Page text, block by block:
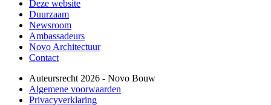
Deze website
Duurzaam
Newsroom
Ambassadeurs
Novo Architectuur
Contact
Auteursrecht 2026 - Novo Bouw
Algemene voorwaarden
Privacyverklaring